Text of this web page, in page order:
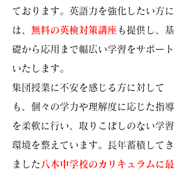
ております。英語力を強化したい方に
は、 無料の英検対策講座 も提供し、基
礎から応用まで幅広い学習をサポート
いたします。
集団授業に不安を感じる方に対して
も、個々の学力や理解度に応じた指導
を柔軟に行い、取りこぼしのない学習
環境を整えています。長年蓄積してき
ました 八木中学校のカリキュラムに最